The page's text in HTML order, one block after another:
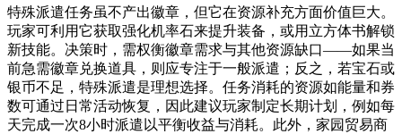
特殊派遣任务虽不产出徽章，但它在资源补充方面价值巨大。
玩家可利用它获取强化机率石来提升装备，或用立方体书解锁
新技能。决策时，需权衡徽章需求与其他资源缺口——如果当
前急需徽章兑换道具，则应专注于一般派遣；反之，若宝石或
银币不足，特殊派遣是理想选择。任务消耗的资源如能量和券
数可通过日常活动恢复，因此建议玩家制定长期计划，例如每
天完成一次8小时派遣以平衡收益与消耗。此外，家园贸易商